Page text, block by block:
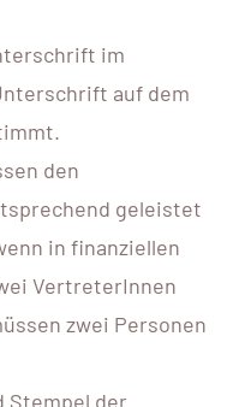
im
auf dem
den
geleistet
in finanziellen
VertreterInnen
zwei Personen
Stempel der